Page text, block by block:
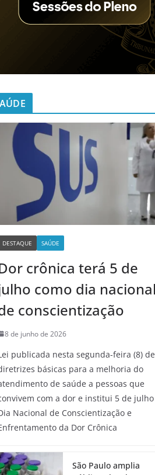
DESTAQUE SAÚDE
crônica terá 5 de
como dia nacional
conscientização
8 de junho de 2026
publicada nesta segunda-feira (8)
básicas para a melhoria do
de saúde a pessoas que
com a dor e institui 5 de
Nacional de Conscientização e
da Dor Crônica
São Paulo amplia